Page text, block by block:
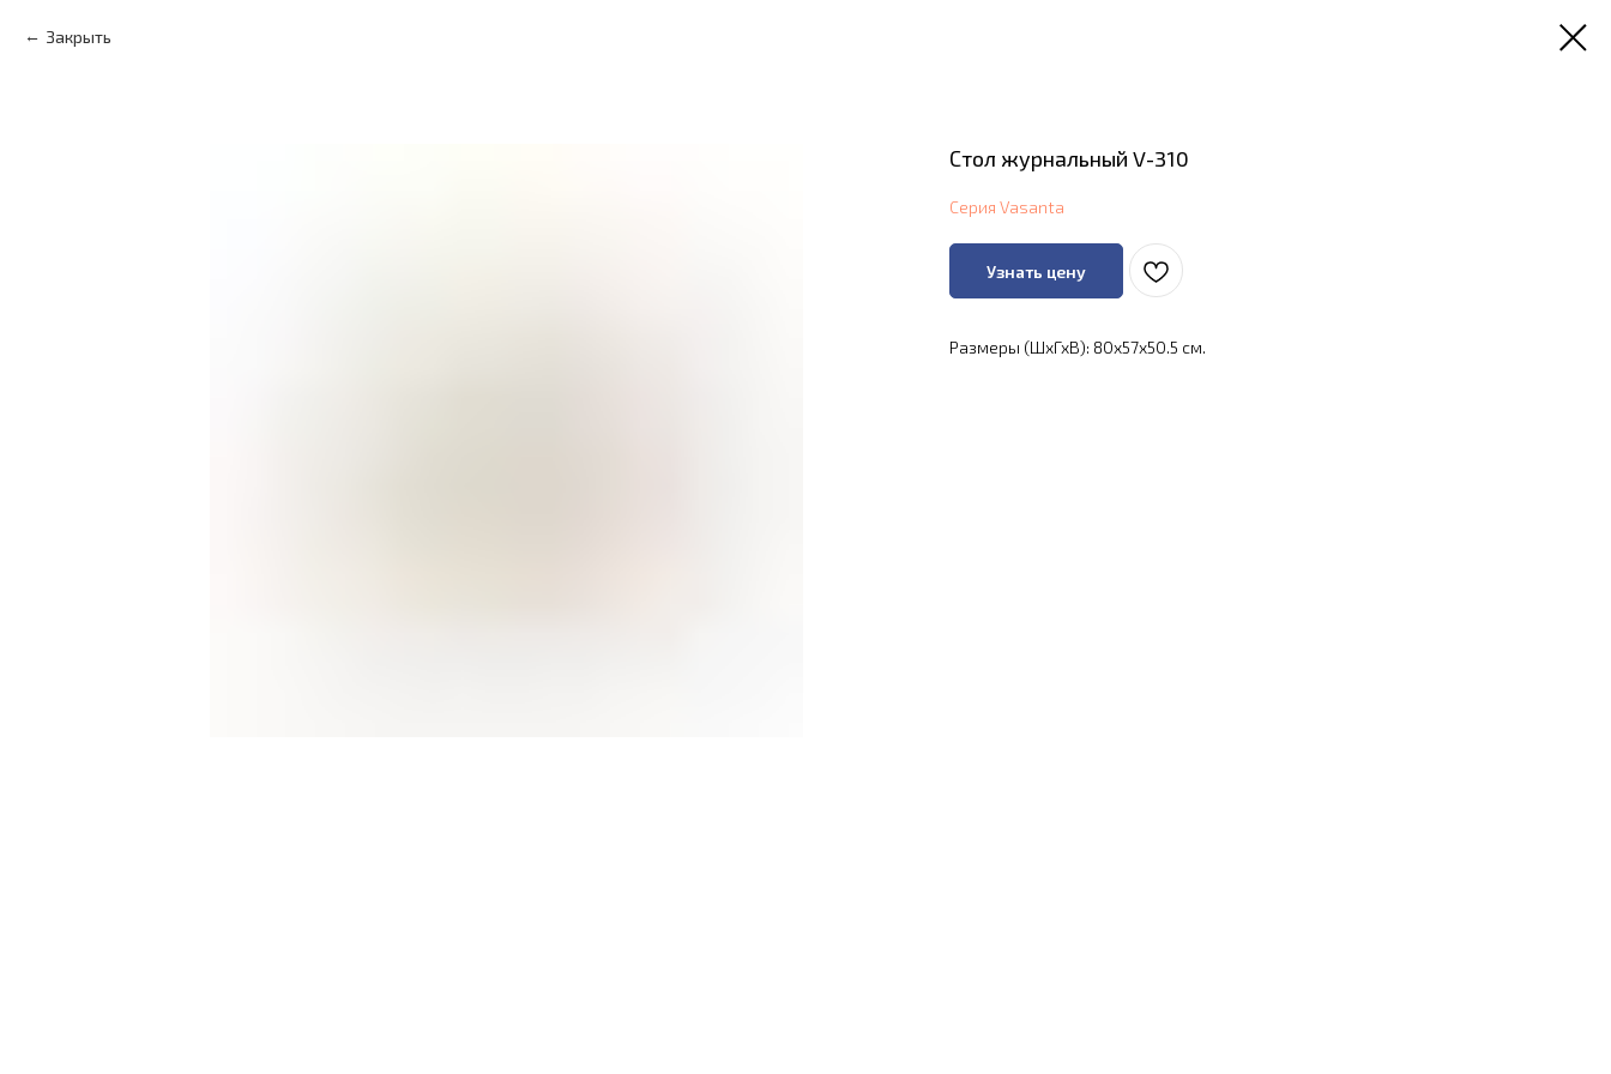
Закрыть
Стол журнальный V-310
Серия Vasanta
Узнать цену
Размеры (ШхГхВ): 80x57x50.5 см.